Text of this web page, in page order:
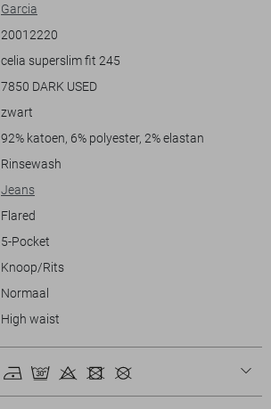
Garcia
20012220
celia superslim fit 245
7850 DARK USED
zwart
92% katoen, 6% polyester, 2% elastan
Rinsewash
Jeans
Flared
5-Pocket
Knoop/Rits
Normaal
High waist